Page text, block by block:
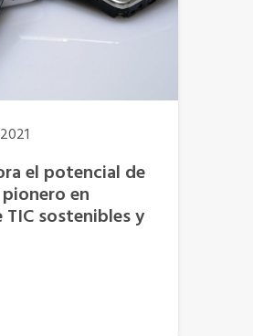
el potencial de
en
sostenibles y